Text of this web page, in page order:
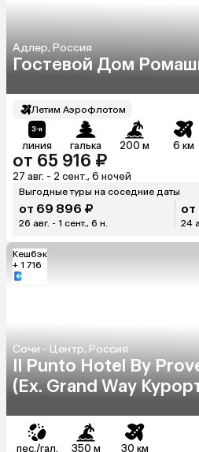
Адлер, Россия
Гостевой Дом
Летим Аэрофлотом
линия галька 200 м 6 км
от 65 916 ₽
27 авг. - 2 сент., 6 ночей
Выгодные туры на соседние даты
от 69 896 ₽
26 авг. - 1 сент., 6 н.
от
24
Кешбэк
+ 1 716
Сочи - Центр, Россия
Il Punto Hotel By
(Ex. Grand Way
пес./гал. 350 м 30 км